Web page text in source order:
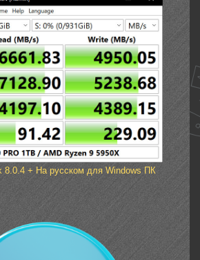
8.0.4 + На русском для Windows ПК